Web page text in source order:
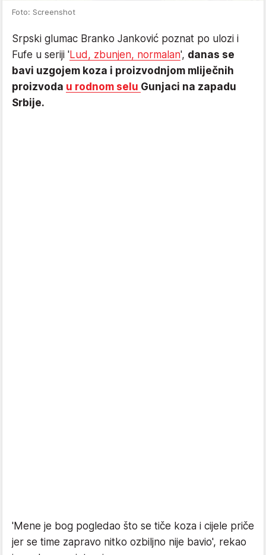
Foto: Screenshot
Srpski glumac Branko Janković poznat po ulozi i
Fufe u seriji 'Lud, zbunjen, normalan', danas se
bavi uzgojem koza i proizvodnjom mliječnih
proizvoda u rodnom selu Gunjaci na zapadu
Srbije.
'Mene je bog pogledao što se tiče koza i cijele priče
jer se time zapravo nitko ozbiljno nije bavio', rekao